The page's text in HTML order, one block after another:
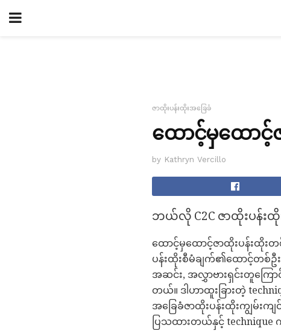
ဇာထိုးပန်းထိုးအခြေခံ
ထောင့်မှထောင့်
by Kathryn Vercillo
ဘယ်လို C2C ဇာထိုးပန်း
ထောင့်မှထောင့်ဇာထိုးပန်းထိုးတ
ပန်းထိုးစီမံချက်၏ထောင့်တစ်ဦ
အဆင်း, အလွှာဗားရှင်းတူကြ
တယ်။ ဒါဟာထူးခြားတဲ့
အခြေခံဇာထိုးပန်းထိုးကျွမ်
ပြသထားတယ်နှင့်